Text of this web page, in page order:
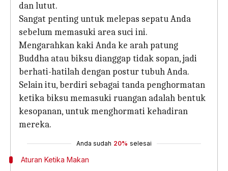
dan lutut.
Sangat penting untuk melepas sepatu Anda
sebelum memasuki area suci ini.
Mengarahkan kaki Anda ke arah patung
Buddha atau biksu dianggap tidak sopan, jadi
berhati-hatilah dengan postur tubuh Anda.
Selain itu, berdiri sebagai tanda penghormatan
ketika biksu memasuki ruangan adalah bentuk
kesopanan, untuk menghormati kehadiran
mereka.
Anda sudah 20% selesai
Aturan Ketika Makan